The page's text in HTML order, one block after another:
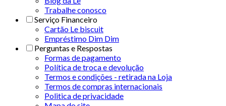
Trabalhe conosco
Serviço Financeiro
Cartão Le biscuit
Empréstimo Dim Dim
Perguntas e Respostas
Formas de pagamento
Política de troca e devolução
Termos e condições - retirada na Loja
Termos de compras internacionais
Politica de privacidade